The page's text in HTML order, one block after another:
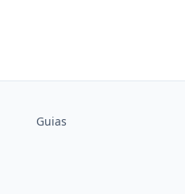
Guias